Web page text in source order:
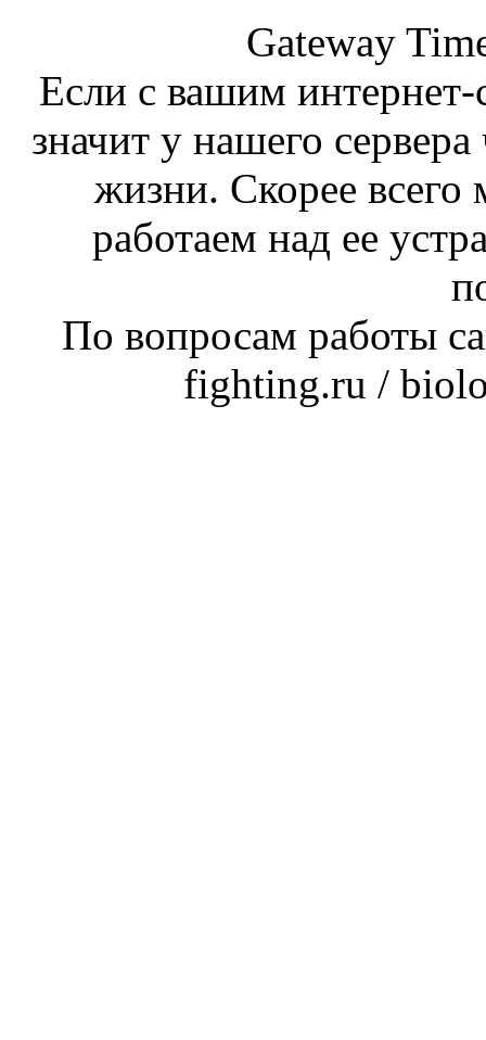
Gateway
Если с вашим интернет-
значит у нашего
жизни. Скорее
работаем над ее
По вопросам работы
fighting.ru /